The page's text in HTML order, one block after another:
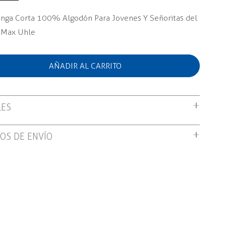
Corta 100% Algodón Para Jovenes Y Señoritas del
Uhle
AÑADIR AL CARRITO
Corta 100% Algodón Para Jovenes Y Señoritas del
DE ENVÍO